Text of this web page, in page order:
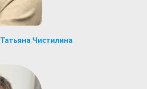
Татьяна Чистилина